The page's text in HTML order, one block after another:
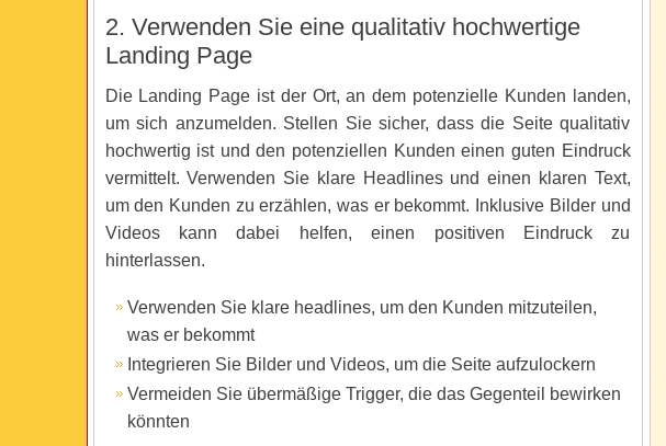
2. Verwenden Sie eine qualitativ hochwertige
Landing Page
Die Landing Page ist der Ort, an dem potenzielle Kunden landen,
um sich anzumelden. Stellen Sie sicher, dass die Seite qualitativ
hochwertig ist und den potenziellen Kunden einen guten Eindruck
vermittelt. Verwenden Sie klare Headlines und einen klaren Text,
um den Kunden zu erzählen, was er bekommt. Inklusive Bilder und
Videos kann dabei helfen, einen positiven Eindruck zu
hinterlassen.
Verwenden Sie klare headlines, um den Kunden mitzuteilen,
was er bekommt
Integrieren Sie Bilder und Videos, um die Seite aufzulockern
Vermeiden Sie übermäßige Trigger, die das Gegenteil bewirken
könnten